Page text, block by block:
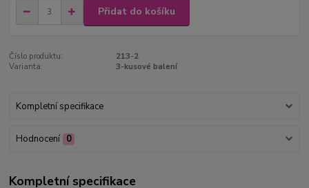
Přidat do košíku
Číslo produktu:
213-2
Varianta:
3-kusové balení
Kompletní specifikace
Hodnocení 0
Kompletní specifikace